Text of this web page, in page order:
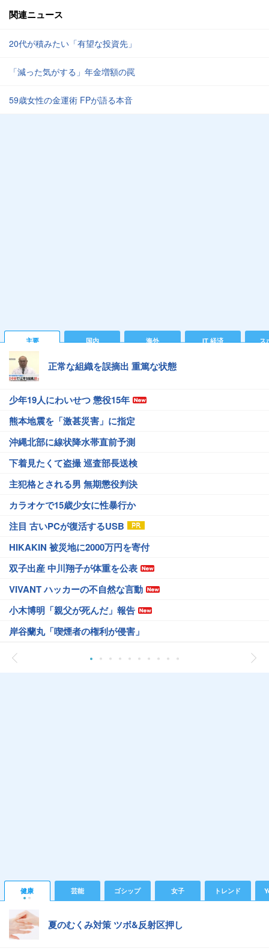
関連ニュース
20代が積みたい「有望な投資先」
「減った気がする」年金増額の罠
59歳女性の金運術 FPが語る本音
主要 国内 海外 IT 経済 ス
正常な組織を誤摘出 重篤な状態
少年19人にわいせつ 懲役15年
熊本地震を「激甚災害」に指定
沖縄北部に線状降水帯直前予測
下着見たくて盗撮 巡査部長送検
主犯格とされる男 無期懲役判決
カラオケで15歳少女に性暴行か
注目 古いPCが復活するUSB
HIKAKIN 被災地に2000万円を寄付
双子出産 中川翔子が体重を公表
VIVANT ハッカーの不自然な言動
小木博明「親父が死んだ」報告
岸谷蘭丸「喫煙者の権利が侵害」
健康 芸能 ゴシップ 女子 トレンド
夏のむくみ対策 ツボ&反射区押し